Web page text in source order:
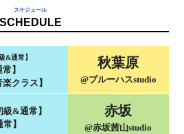
スケジュール
SCHEDULE
&通常】
】
クラス】
秋葉原
@ブルーハスstudio
&通常】
】
赤坂
@赤坂茜山studio